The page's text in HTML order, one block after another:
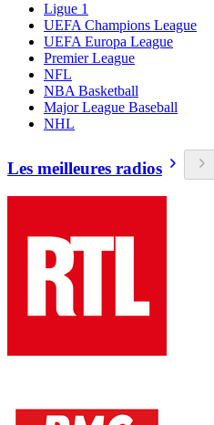
Ligue 1
UEFA Champions League
UEFA Europa League
Premier League
NFL
NBA Basketball
Major League Baseball
NHL
Les meilleures radios